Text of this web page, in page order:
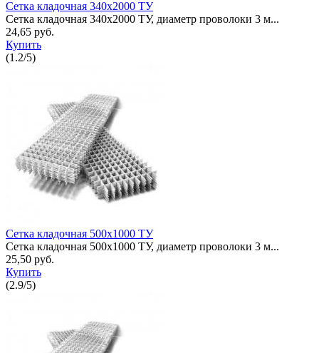
Сетка кладочная 340x2000 ТУ
Сетка кладочная 340x2000 ТУ, диаметр проволоки 3 м...
24,65 руб.
Купить
(1.2/5)
Сетка кладочная 500x1000 ТУ
Сетка кладочная 500x1000 ТУ, диаметр проволоки 3 м...
25,50 руб.
Купить
(2.9/5)